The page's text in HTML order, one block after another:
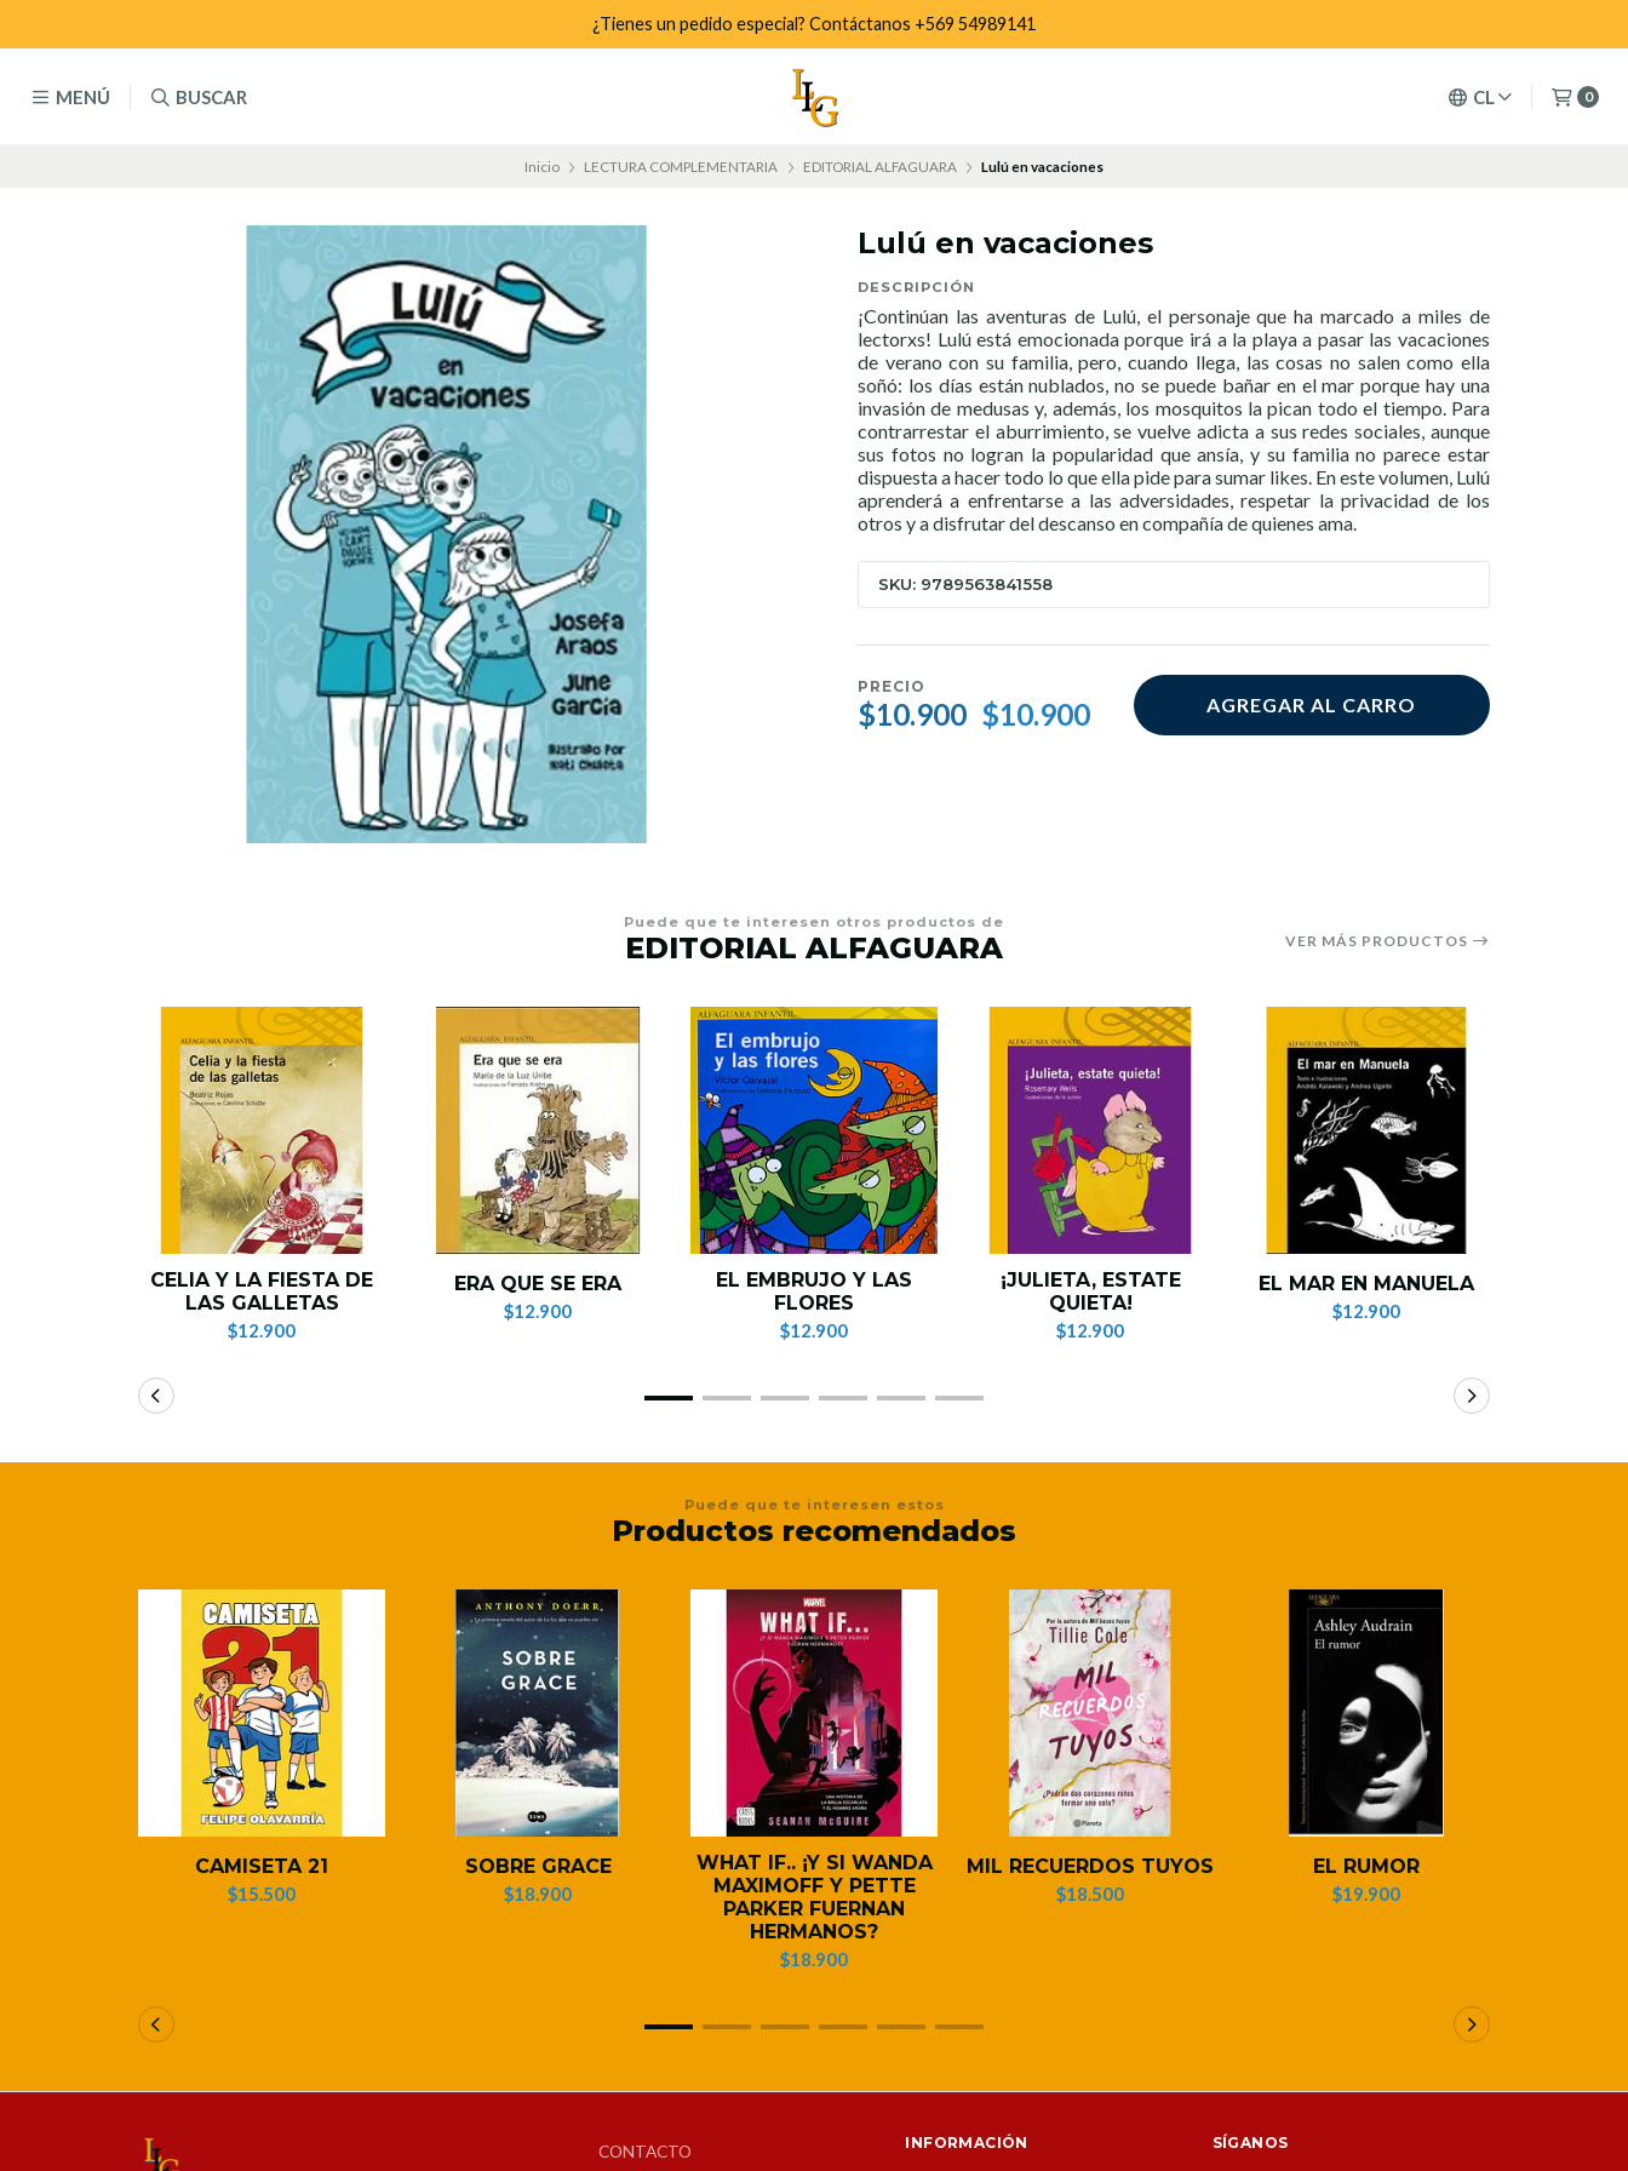
MENÚ BUSCAR CL 0
¿Tienes un pedido especial? Contáctanos +569 54989141
Inicio LECTURA COMPLEMENTARIA EDITORIAL ALFAGUARA Lulú en vacaciones
Lulú en vacaciones
DESCRIPCIÓN
¡Continúan las aventuras de Lulú, el personaje que ha marcado a miles de
lectorxs! Lulú está emocionada porque irá a la playa a pasar las vacaciones
de verano con su familia, pero, cuando llega, las cosas no salen como ella
soñó: los días están nublados, no se puede bañar en el mar porque hay una
invasión de medusas y, además, los mosquitos la pican todo el tiempo. Para
contrarrestar el aburrimiento, se vuelve adicta a sus redes sociales, aunque
sus fotos no logran la popularidad que ansía, y su familia no parece estar
dispuesta a hacer todo lo que ella pide para sumar likes. En este volumen, Lulú
aprenderá a enfrentarse a las adversidades, respetar la privacidad de los
otros y a disfrutar del descanso en compañía de quienes ama.
SKU: 9789563841558
PRECIO
$10.900 $10.900 AGREGAR AL CARRO
Puede que te interesen otros productos de
EDITORIAL ALFAGUARA VER MÁS PRODUCTOS
CELIA Y LA FIESTA DE
LAS GALLETAS
$12.900
ERA QUE SE ERA
$12.900
EL EMBRUJO Y LAS
FLORES
$12.900
¡JULIETA, ESTATE
QUIETA!
$12.900
EL MAR EN MANUELA
$12.900
Puede que te interesen estos
Productos recomendados
CAMISETA 21
$15.500
SOBRE GRACE
$18.900
WHAT IF.. ¡Y SI WANDA
MAXIMOFF Y PETTE
PARKER FUERNAN
HERMANOS?
$18.900
MIL RECUERDOS TUYOS
$18.500
EL RUMOR
$19.900
CONTACTO INFORMACIÓN SÍGANOS